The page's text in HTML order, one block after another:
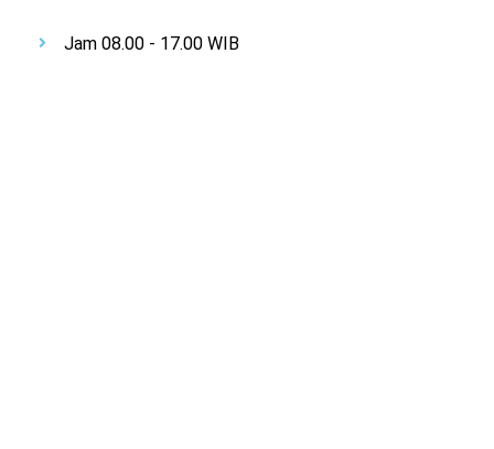
Jam 08.00 - 17.00 WIB